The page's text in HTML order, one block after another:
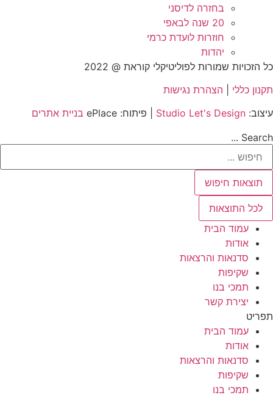
בחזרה לדיסני
20 שנה לבאפי
חוזרות לועדת כרמי
יהדות
כל הזכויות שמורות לפוליטיקלי קוראת @ 2022
תקנון כללי
הצהרת נגישות
עיצוב: Studio Let's Design | פיתוח: ePlace בניית אתרים
Search ...
תוצאות חיפוש
לכל התוצאות
עמוד הבית
אודות
סדנאות והרצאות
שקיפות
תמכי בנו
יצירת קשר
תפריט
עמוד הבית
אודות
סדנאות והרצאות
שקיפות
תמכי בנו